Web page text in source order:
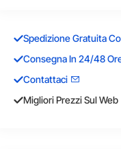
Spedizione Gratuita
Consegna In 24/48
Contattaci
Migliori Prezzi Sul Web